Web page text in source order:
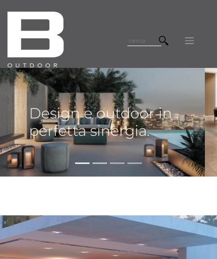
Design e outdoor in
perfetta sinergia.